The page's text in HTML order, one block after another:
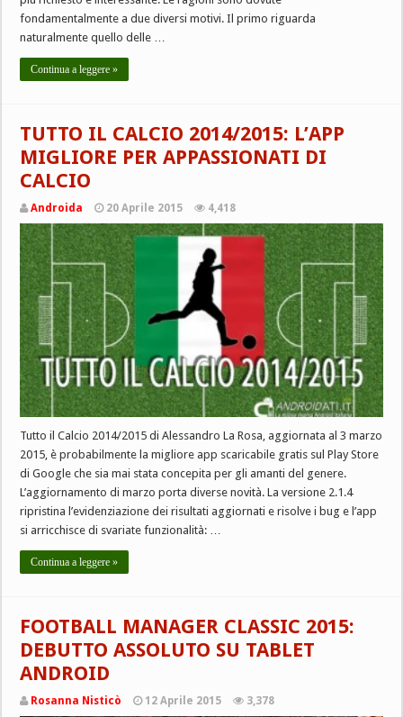
fondamentalmente a due diversi motivi. Il primo riguarda
naturalmente quello delle …
Continua a leggere »
TUTTO IL CALCIO 2014/2015: L’APP
MIGLIORE PER APPASSIONATI DI
CALCIO
Androida 20 Aprile 2015 4,418
Tutto il Calcio 2014/2015 di Alessandro La Rosa, aggiornata al 3 marzo
2015, è probabilmente la migliore app scaricabile gratis sul Play Store
di Google che sia mai stata concepita per gli amanti del genere.
L’aggiornamento di marzo porta diverse novità. La versione 2.1.4
ripristina l’evidenziazione dei risultati aggiornati e risolve i bug e l’app
si arricchisce di svariate funzionalità: …
Continua a leggere »
FOOTBALL MANAGER CLASSIC 2015:
DEBUTTO ASSOLUTO SU TABLET
ANDROID
Rosanna Nisticò 12 Aprile 2015 3,378